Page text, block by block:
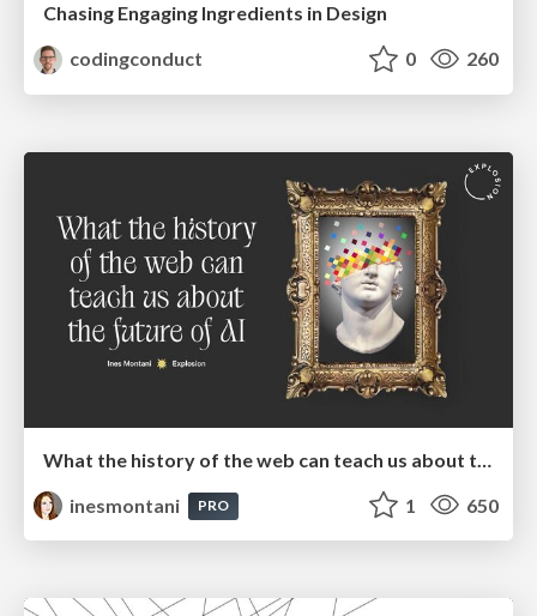
Chasing Engaging Ingredients in Design
codingconduct
0 260
inesmontani
PRO 1 650